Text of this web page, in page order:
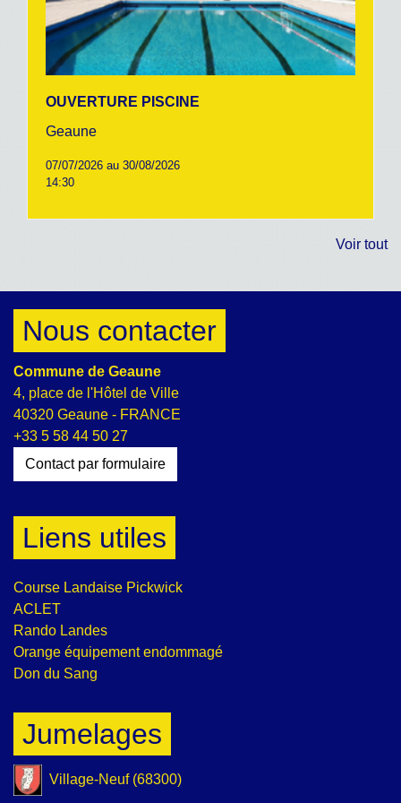
OUVERTURE PISCINE
Geaune
07/07/2026 au 30/08/2026
14:30
Voir tout
Nous contacter
Commune de Geaune
4, place de l'Hôtel de Ville
40320 Geaune - FRANCE
+33 5 58 44 50 27
Contact par formulaire
Liens utiles
Course Landaise Pickwick
ACLET
Rando Landes
Orange équipement endommagé
Don du Sang
Jumelages
Village-Neuf (68300)